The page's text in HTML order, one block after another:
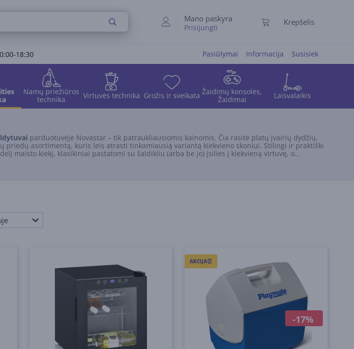
Mano paskyra
Prisijungti
Krepšelis
18:30 Pasiūlymai Informacija Susisiek
Namų priežiūros
technika
Virtuvės technika Grožis ir sveikata Žaidimų konsolės,
Žaidimai
Laisvalaikis
parduotuvėje Novastar – tik patraukliausiomis kainomis. Čia rasite platų įvairių dydžių,
priedų asortimentą, kuris leis atrasti tinkamiausią variantą kiekvieno skoniui. Stilingi ir praktiški
maisto kiekį, klasikiniai pastatomi su šaldikliu (arba be jo) įsilies į kiekvieną virtuvę, o
dizaino sprendimus. Atskiri šaldikliai, nešiojami ir automobiliniai, vyno šaldytuvai bei dar
AKCIJA⏰
-17%